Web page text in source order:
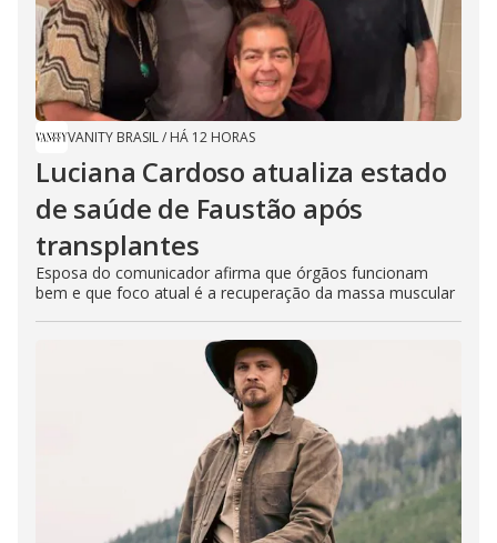
VANITY BRASIL/ HÁ 12 HORAS
Luciana Cardoso atualiza estado
de saúde de Faustão após
transplantes
Esposa do comunicador afirma que órgãos funcionam
bem e que foco atual é a recuperação da massa muscular